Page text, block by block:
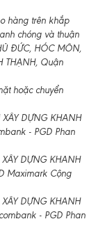
hàng trên khắp
chóng và thuận
ĐỨC, HÓC MÔN,
THẠNH, Quận
hoặc chuyển
DỰNG KHANH
- PGD Phan
XÂY DỰNG KHANH
Maximark Cộng
XÂY DỰNG KHANH
- PGD Phan